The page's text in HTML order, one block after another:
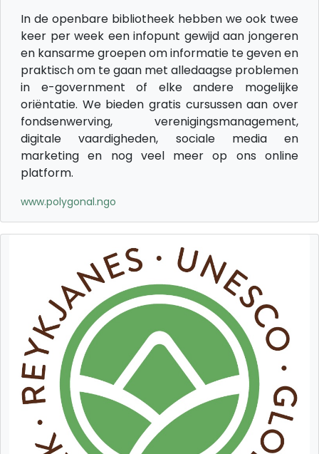
In de openbare bibliotheek hebben we ook twee
keer per week een infopunt gewijd aan jongeren
en kansarme groepen om informatie te geven en
praktisch om te gaan met alledaagse problemen
in e-government of elke andere mogelijke
oriëntatie. We bieden gratis cursussen aan over
fondsenwerving, verenigingsmanagement,
digitale vaardigheden, sociale media en
marketing en nog veel meer op ons online
platform.
www.polygonal.ngo